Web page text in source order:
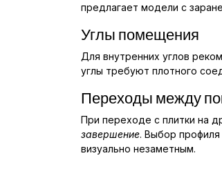
предлагает модели с
Углы помещения
Для внутренних углов
углы требуют плотного
Переходы между
При переходе с плитки на
завершение. Выбор
визуально незаметным.